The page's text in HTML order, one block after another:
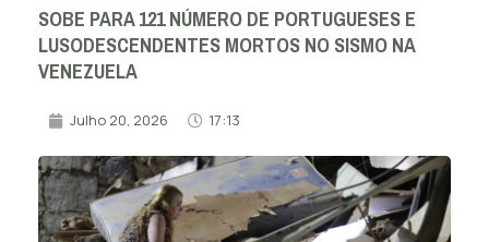
SOBE PARA 121 NÚMERO DE PORTUGUESES E
LUSODESCENDENTES MORTOS NO SISMO NA
VENEZUELA
Julho 20, 2026 17:13